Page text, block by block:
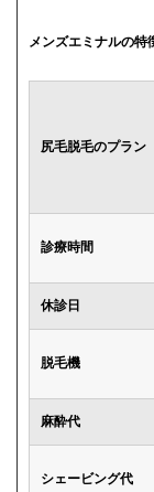
メンズエミナルの特
尻毛脱毛のプラン
診療時間
休診日
脱毛機
麻酔代
シェービング代